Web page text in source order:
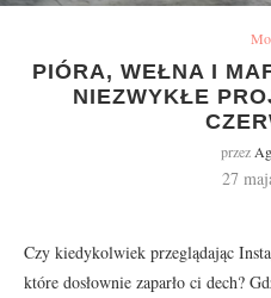
PIÓRA, WEŁNA I
NIEZWYKŁE
przez
27
Czy kiedykolwiek przeglądając
które dosłownie zaparło ci dech?